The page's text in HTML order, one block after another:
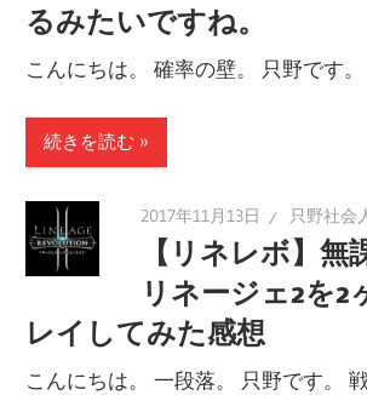
るみたいですね。
こんにちは。 確率の壁。 只野です
続きを読む
2017年11月13日 只野社会
【リネレボ】無
リネージェ2を2
レイしてみた感想
こんにちは。 一段落。 只野です。